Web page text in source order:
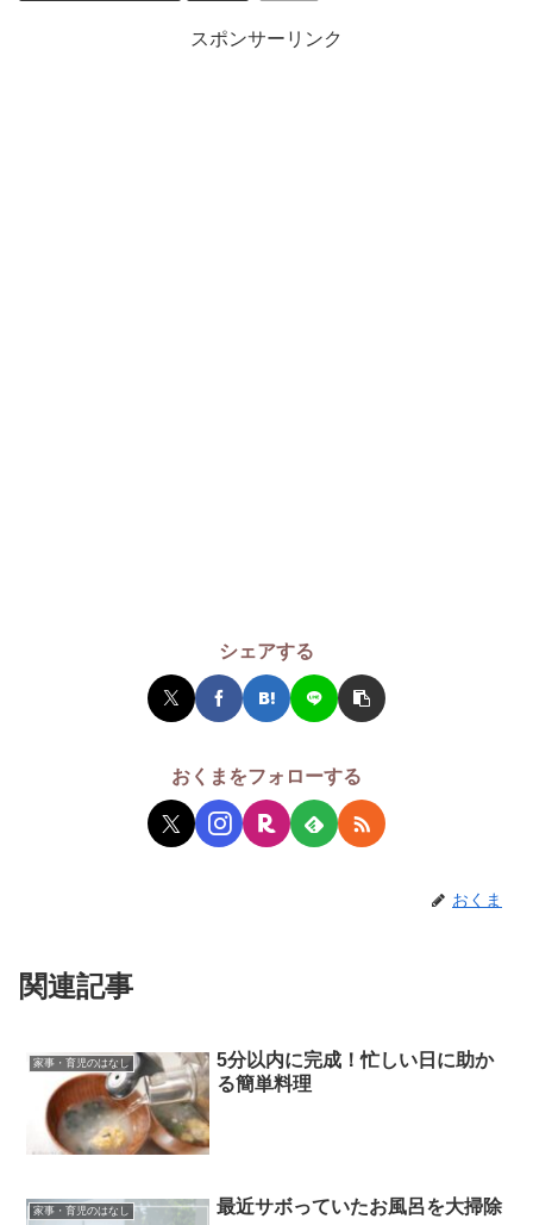
スポンサーリンク
シェアする
おくまをフォローする
おくま
関連記事
家事・育児のはなし
5分以内に完成！忙しい日に助か
る簡単料理
家事・育児のはなし 最近サボっていたお風呂を大掃除